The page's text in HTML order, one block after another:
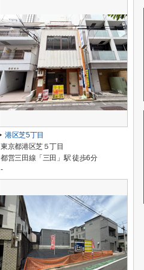
港区芝5丁目
東京都港区芝５丁目
都営三田線「三田」駅 徒歩6分
-